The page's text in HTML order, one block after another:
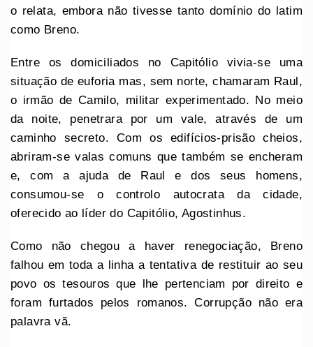
o relata, embora não tivesse tanto domínio do latim
como Breno.
Entre os domiciliados no Capitólio vivia-se uma
situação de euforia mas, sem norte, chamaram Raul,
o irmão de Camilo, militar experimentado. No meio
da noite, penetrara por um vale, através de um
caminho secreto. Com os edifícios-prisão cheios,
abriram-se valas comuns que também se encheram
e, com a ajuda de Raul e dos seus homens,
consumou-se o controlo autocrata da cidade,
oferecido ao líder do Capitólio, Agostinhus.
Como não chegou a haver renegociação, Breno
falhou em toda a linha a tentativa de restituir ao seu
povo os tesouros que lhe pertenciam por direito e
foram furtados pelos romanos. Corrupção não era
palavra vã.